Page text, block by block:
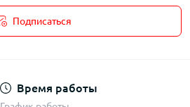
Подписаться
Время работы